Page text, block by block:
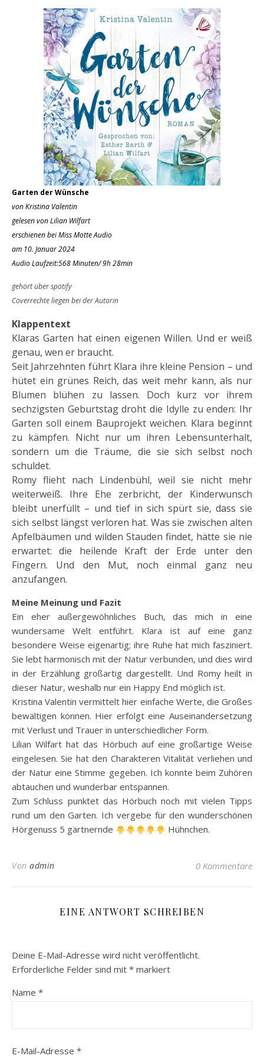
Garten der Wünsche
von Kristina Valentin
gelesen von Lilian Wilfart
erschienen bei Miss Motte Audio
am 10. Januar 2024
Audio Laufzeit:568 Minuten/ 9h 28min
gehört über spotify
Coverrechte liegen bei der Autorin
Klappentext
Klaras Garten hat einen eigenen Willen. Und er weiß
genau, wen er braucht.
Seit Jahrzehnten führt Klara ihre kleine Pension – und
hütet ein grünes Reich, das weit mehr kann, als nur
Blumen blühen zu lassen. Doch kurz vor ihrem
sechzigsten Geburtstag droht die Idylle zu enden: Ihr
Garten soll einem Bauprojekt weichen. Klara beginnt
zu kämpfen. Nicht nur um ihren Lebensunterhalt,
sondern um die Träume, die sie sich selbst noch
schuldet.
Romy flieht nach Lindenbühl, weil sie nicht mehr
weiterweiß. Ihre Ehe zerbricht, der Kinderwunsch
bleibt unerfüllt – und tief in sich spürt sie, dass sie
sich selbst längst verloren hat. Was sie zwischen alten
Apfelbäumen und wilden Stauden findet, hätte sie nie
erwartet: die heilende Kraft der Erde unter den
Fingern. Und den Mut, noch einmal ganz neu
anzufangen.
Meine Meinung und Fazit
Ein eher außergewöhnliches Buch, das mich in eine
wundersame Welt entführt. Klara ist auf eine ganz
besondere Weise eigenartig; ihre Ruhe hat mich fasziniert.
Sie lebt harmonisch mit der Natur verbunden, und dies wird
in der Erzählung großartig dargestellt. Und Romy heilt in
dieser Natur, weshalb nur ein Happy End möglich ist.
Kristina Valentin vermittelt hier einfache Werte, die Großes
bewältigen können. Hier erfolgt eine Auseinandersetzung
mit Verlust und Trauer in unterschiedlicher Form.
Lilian Wilfart hat das Hörbuch auf eine großartige Weise
eingelesen. Sie hat den Charakteren Vitalität verliehen und
der Natur eine Stimme gegeben. Ich konnte beim Zuhören
abtauchen und wunderbar entspannen.
Zum Schluss punktet das Hörbuch noch mit vielen Tipps
rund um den Garten. Ich vergebe für den wunderschönen
Hörgenuss 5 gärtnernde
Hühnchen.
Von admin 0 Kommentare
EINE ANTWORT SCHREIBEN
Deine E-Mail-Adresse wird nicht veröffentlicht.
Erforderliche Felder sind mit * markiert
Name *
E-Mail-Adresse *